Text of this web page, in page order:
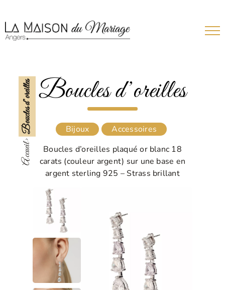
contenu
Accueil >
Boucles d’oreilles Boucles d’oreilles
Bijoux
Accessoires
Boucles d’oreilles plaqué or blanc 18
carats (couleur argent) sur une base en
argent sterling 925 – Strass brillant